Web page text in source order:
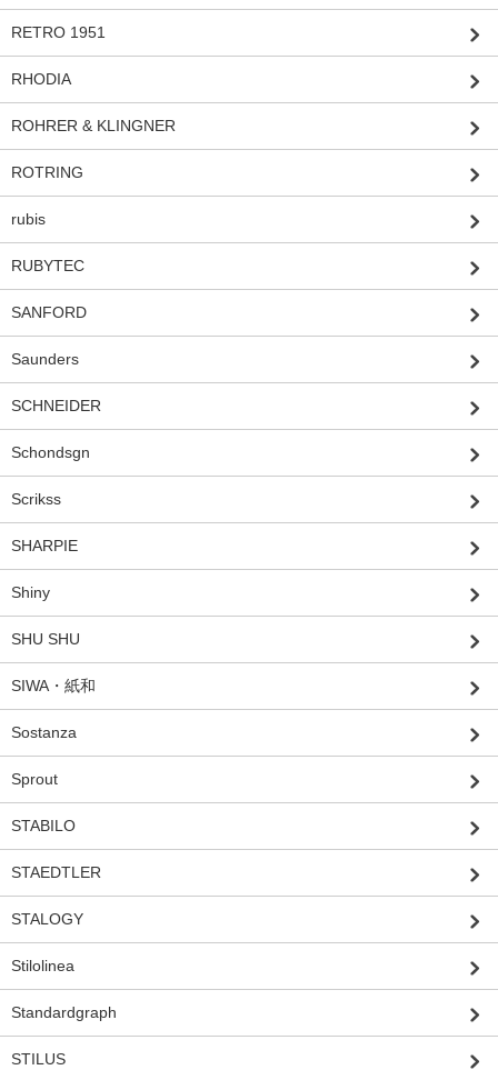
RETRO 1951
RHODIA
ROHRER & KLINGNER
ROTRING
rubis
RUBYTEC
SANFORD
Saunders
SCHNEIDER
Schondsgn
Scrikss
SHARPIE
Shiny
SHU SHU
SIWA・紙和
Sostanza
Sprout
STABILO
STAEDTLER
STALOGY
Stilolinea
Standardgraph
STILUS